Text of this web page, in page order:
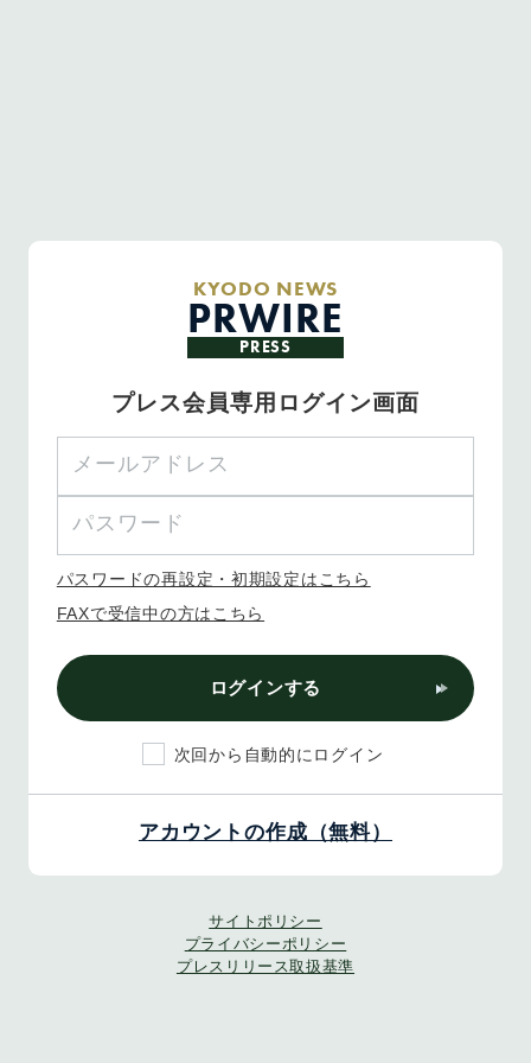
KYODO NEWS
PRWIRE
PRESS
プレス会員専用ログイン画面
パスワードの再設定・初期設定はこちら
FAXで受信中の方はこちら
ログインする
次回から自動的にログイン
アカウントの作成（無料）
サイトポリシー
プライバシーポリシー
プレスリリース取扱基準